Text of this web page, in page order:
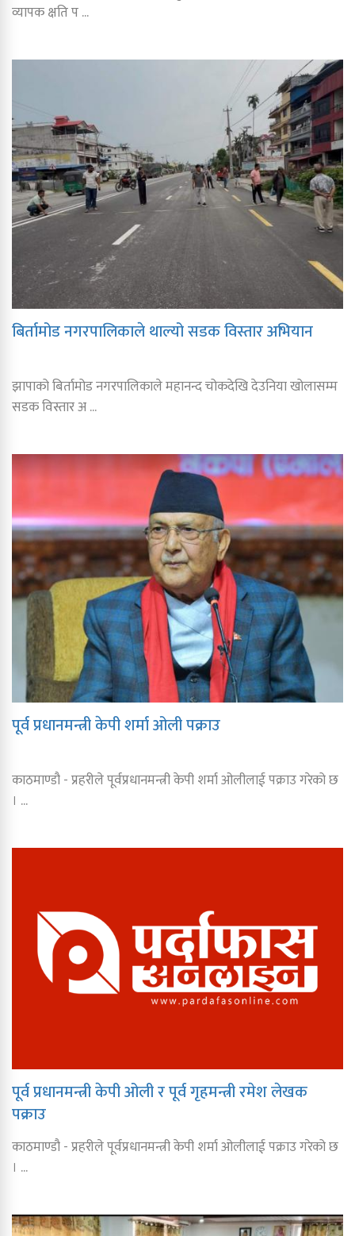
व्यापक क्षति प ...
बिर्तामोड नगरपालिकाले थाल्यो सडक विस्तार अभियान
झापाको बिर्तामोड नगरपालिकाले महानन्द चोकदेखि देउनिया खोलासम्म
सडक विस्तार अ ...
पूर्व प्रधानमन्त्री केपी शर्मा ओली पक्राउ
काठमाण्डौ - प्रहरीले पूर्वप्रधानमन्त्री केपी शर्मा ओलीलाई पक्राउ गरेको छ
। ...
पूर्व प्रधानमन्त्री केपी ओली र पूर्व गृहमन्त्री रमेश लेखक
पक्राउ
काठमाण्डौ - प्रहरीले पूर्वप्रधानमन्त्री केपी शर्मा ओलीलाई पक्राउ गरेको छ
। ...